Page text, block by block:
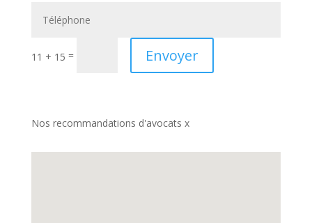
11 + 15 = Envoyer
Nos recommandations d'avocats x